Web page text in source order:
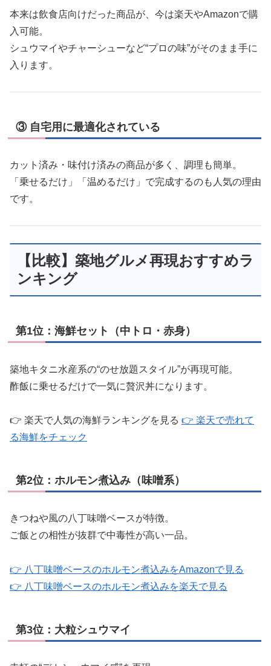
本来は飲食店向けだった商品が、今は楽天やAmazonで購
入可能。
シュウマイやチャーシューなど“プロの味”がそのまま手に
入ります。
③ 自宅用に最適化されている
カット済み・味付け済みの商品が多く、調理も簡単。
「乗せるだけ」「温めるだけ」で完成するのも人気の理由
です。
【比較】築地グルメ再現おすすめラ
ンキング
第1位：海鮮セット（中トロ・赤身）
築地キタニ水産系の“のせ放題スタイル”が再現可能。
酢飯に乗せるだけで一気に贅沢丼になります。
👉 楽天で人気の海鮮ランキングを見る 👉 楽天で売れて
る海鮮をチェック
第2位：ホルモン煮込み（味噌系）
きつねや風の八丁味噌ベースが特徴。
ご飯との相性が抜群で中毒性が高い一品。
👉 八丁味噌ベースのホルモン煮込みをAmazonで見る
👉 八丁味噌ベースのホルモン煮込みを楽天で見る
第3位：大粒シュウマイ